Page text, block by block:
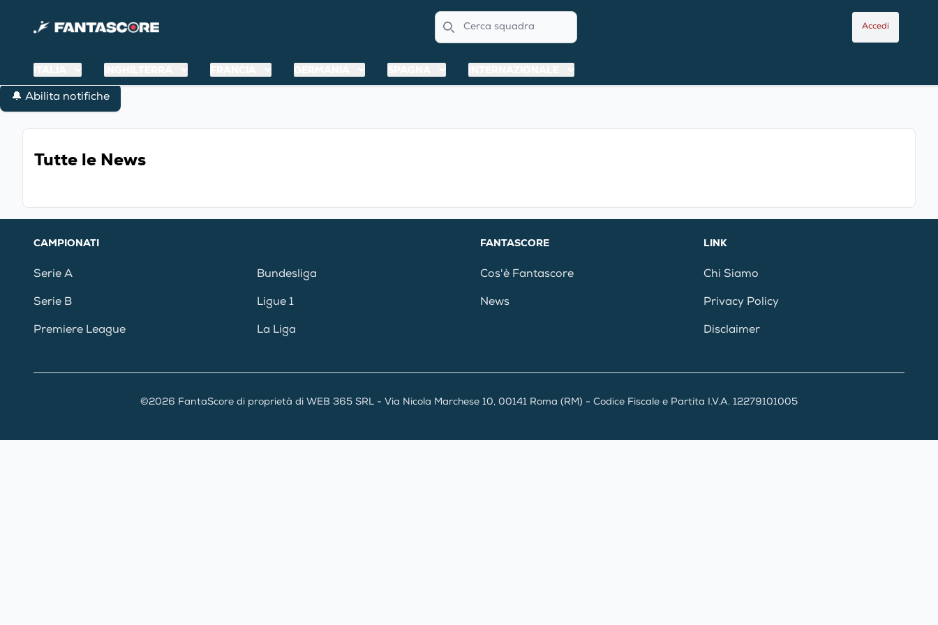
Search
Accedi
🔔 Abilita notifiche
Tutte le News
CAMPIONATI
Serie A
Serie B
Premiere League
Bundesliga
Ligue 1
La Liga
FANTASCORE
Cos'è Fantascore
News
LINK
Chi Siamo
Privacy Policy
Disclaimer
©2026 FantaScore di proprietà di WEB 365 SRL - Via Nicola Marchese 10, 00141 Roma (RM) - Codice Fiscale e Partita I.V.A. 12279101005